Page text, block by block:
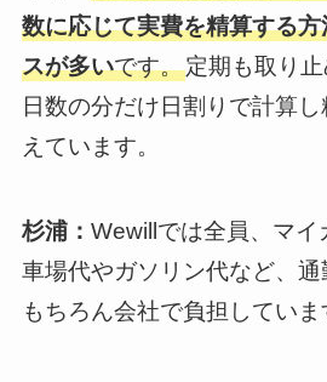
数に応じて実費を精算する
スが多いです。定期も取り
日数の分だけ日割りで計算
えています。
杉浦： Wewillでは全員、マイ
車場代やガソリン代など、
もちろん会社で負担していま